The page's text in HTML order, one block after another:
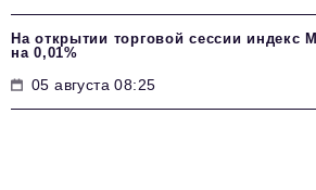
На открытии торговой сессии индекс
на 0,01%
05 августа 08:25